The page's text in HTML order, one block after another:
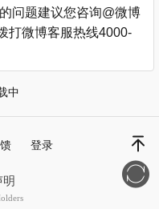
问题建议您咨询@微博
打微博客服热线4000-
中
顶部
登录